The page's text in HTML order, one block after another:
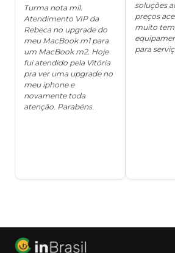
Turma nota mil.
Atendimento VIP da
Rebeca no upgrade do
meu MacBook m1 para
um MacBook m2. Hoje
fui atendido pela Vitória
pra ver uma upgrade no
meu iphone e
novamente toda
atenção. Parabéns.
soluções
preços
muito
para